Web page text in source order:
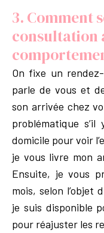
3. Comment
consultation
On fixe un
parle de vous et
son arrivée chez
problématique
domicile pour voir
je vous livre mon
Ensuite, je vous
mois, selon l’objet
je suis disponible
pour réajuster les